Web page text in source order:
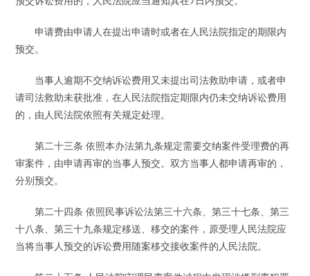
申请费由申请人在提出申请时或者在人民法院指定的期限内
预交。
当事人逾期不交纳诉讼费用又未提出司法救助申请，或者申
请司法救助未获批准，在人民法院指定期限内仍未交纳诉讼费用
的，由人民法院依照有关规定处理。
第二十三条 依照本办法第九条规定需要交纳案件受理费的再
审案件，由申请再审的当事人预交。双方当事人都申请再审的，
分别预交。
第二十四条 依照民事诉讼法第三十六条、第三十七条、第三
十八条、第三十九条规定移送、移交的案件，原受理人民法院应
当将当事人预交的诉讼费用随案移交接收案件的人民法院。